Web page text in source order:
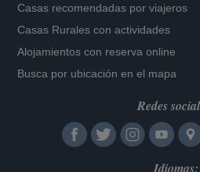
Casas recomendadas por viajeros
Casas Rurales con actividades
Alojamientos con reserva online
Busca por ubicación en el mapa
Redes
Idiomas: